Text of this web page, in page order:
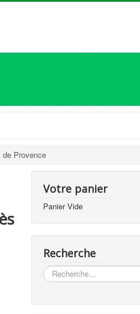
Provence
Votre panier
Panier Vide
Recherche
...